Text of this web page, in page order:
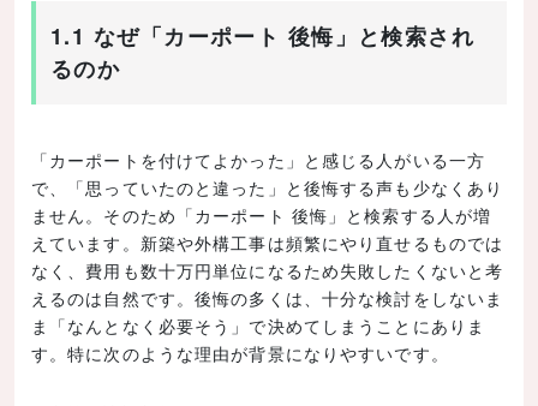
1.1 なぜ「カーポート 後悔」と検索され
るのか
「カーポートを付けてよかった」と感じる人がいる一方
で、「思っていたのと違った」と後悔する声も少なくあり
ません。そのため「カーポート 後悔」と検索する人が増
えています。新築や外構工事は頻繁にやり直せるものでは
なく、費用も数十万円単位になるため失敗したくないと考
えるのは自然です。後悔の多くは、十分な検討をしないま
ま「なんとなく必要そう」で決めてしまうことにありま
す。特に次のような理由が背景になりやすいです。